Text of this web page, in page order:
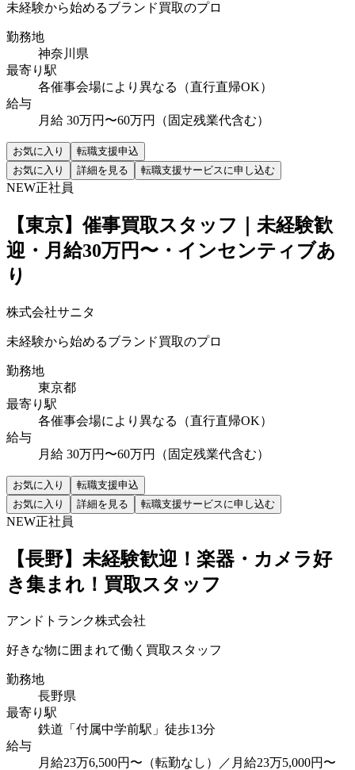
未経験から始めるブランド買取のプロ
勤務地
神奈川県
最寄り駅
各催事会場により異なる（直行直帰OK）
給与
月給 30万円〜60万円（固定残業代含む）
お気に入り
転職支援申込
お気に入り
詳細を見る 転職支援サービスに申し込む
NEW正社員
【東京】催事買取スタッフ｜未経験歓
迎・月給30万円〜・インセンティブあ
り
株式会社サニタ
未経験から始めるブランド買取のプロ
勤務地
東京都
最寄り駅
各催事会場により異なる（直行直帰OK）
給与
月給 30万円〜60万円（固定残業代含む）
お気に入り
転職支援申込
お気に入り
詳細を見る 転職支援サービスに申し込む
NEW正社員
【長野】未経験歓迎！楽器・カメラ好
き集まれ！買取スタッフ
アンドトランク株式会社
好きな物に囲まれて働く買取スタッフ
勤務地
長野県
最寄り駅
鉄道「付属中学前駅」徒歩13分
給与
月給23万6,500円〜（転勤なし）／月給23万5,000円〜